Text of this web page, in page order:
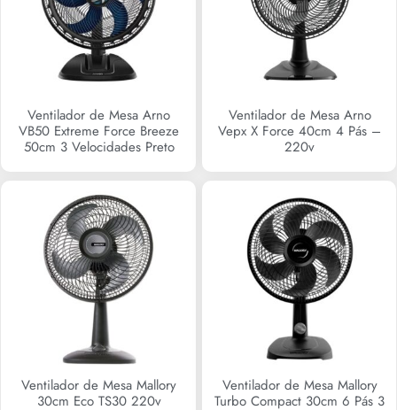
Ventilador de Mesa Arno
VB50 Extreme Force Breeze
50cm 3 Velocidades Preto
Ventilador de Mesa Arno
Vepx X Force 40cm 4 Pás –
220v
Ventilador de Mesa Mallory
30cm Eco TS30 220v
Ventilador de Mesa Mallory
Turbo Compact 30cm 6 Pás 3